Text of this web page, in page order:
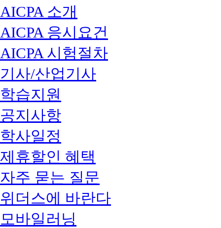
AICPA 소개
AICPA 응시요건
AICPA 시험절차
기사/산업기사
학습지원
공지사항
학사일정
제휴할인 혜택
자주 묻는 질문
위더스에 바란다
모바일러닝